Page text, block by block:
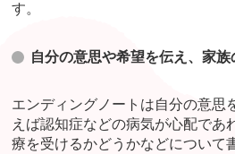
す。
自分の意思や希望を伝え、家
エンディングノートは自分の意思
えば認知症などの病気が心配であ
療を受けるかどうかなどについて